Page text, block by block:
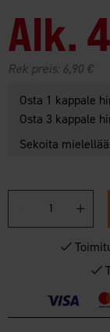
Alk.
Rek preis: 6,90 €
Osta 1 kappale
Osta 3 kappale
Sekoita